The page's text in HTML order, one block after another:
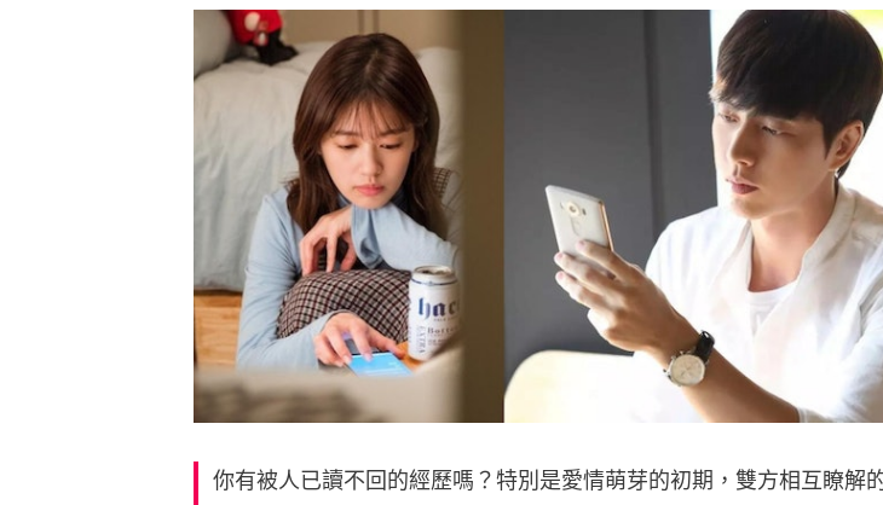
你有被人已讀不回的經歷嗎？特別是愛情萌芽的初期，雙方相互瞭解